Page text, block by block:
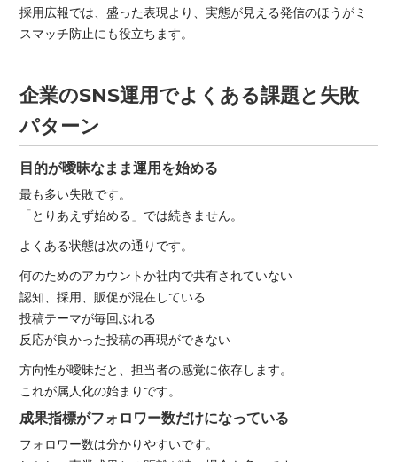
採用広報では、盛った表現より、実態が見える発信のほうがミ
スマッチ防止にも役立ちます。
企業のSNS運用でよくある課題と失敗
パターン
目的が曖昧なまま運用を始める
最も多い失敗です。
「とりあえず始める」では続きません。
よくある状態は次の通りです。
何のためのアカウントか社内で共有されていない
認知、採用、販促が混在している
投稿テーマが毎回ぶれる
反応が良かった投稿の再現ができない
方向性が曖昧だと、担当者の感覚に依存します。
これが属人化の始まりです。
成果指標がフォロワー数だけになっている
フォロワー数は分かりやすいです。